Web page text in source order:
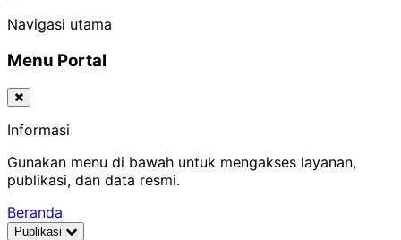
Navigasi utama
Menu Portal
Informasi
Gunakan menu di bawah untuk mengakses layanan,
publikasi, dan data resmi.
Beranda
Publikasi